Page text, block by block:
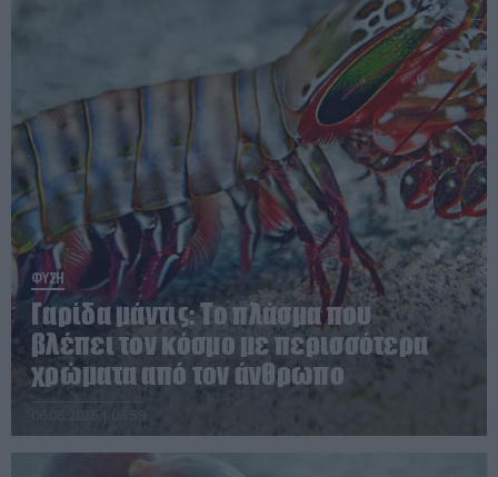
ΦΥΣΗ
Γαρίδα μάντις: Το πλάσμα που
βλέπει τον κόσμο με περισσότερα
χρώματα από τον άνθρωπο
06.08.2026 | 06:59